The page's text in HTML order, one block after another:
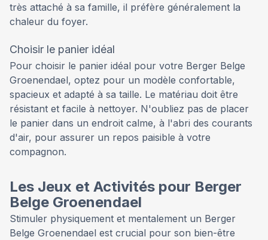
très attaché à sa famille, il préfère généralement la
chaleur du foyer.
Choisir le panier idéal
Pour choisir le panier idéal pour votre Berger Belge
Groenendael, optez pour un modèle confortable,
spacieux et adapté à sa taille. Le matériau doit être
résistant et facile à nettoyer. N'oubliez pas de placer
le panier dans un endroit calme, à l'abri des courants
d'air, pour assurer un repos paisible à votre
compagnon.
Les Jeux et Activités pour Berger
Belge Groenendael
Stimuler physiquement et mentalement un Berger
Belge Groenendael est crucial pour son bien-être